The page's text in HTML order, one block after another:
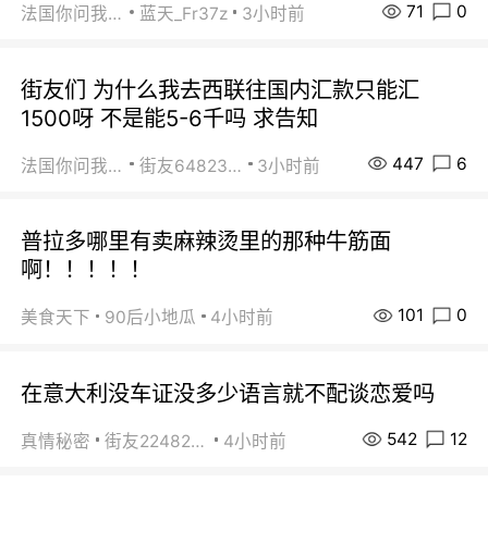
法国你问我答 蓝天_Fr37z 3小时前 71 0
街友们 为什么我去西联往国内汇款只能汇
1500呀 不是能5-6千吗 求告知
法国你问我答 街友64823891 3小时前 447 6
普拉多哪里有卖麻辣烫里的那种牛筋面
啊！！！！！
美食天下 90后小地瓜 4小时前 101 0
在意大利没车证没多少语言就不配谈恋爱吗
真情秘密 街友22482465 4小时前 542 12